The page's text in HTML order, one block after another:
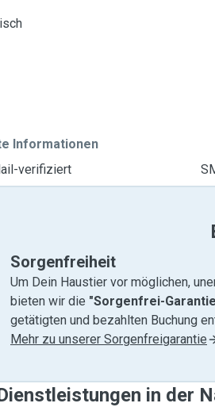
Informationen
verifiziert
Sorgenfreiheit
Um Dein Haustier vor möglichen,
bieten wir die "Sorgenfrei-
getätigten und bezahlten Buchung
Mehr zu unserer Sorgenfreigarantie
in der